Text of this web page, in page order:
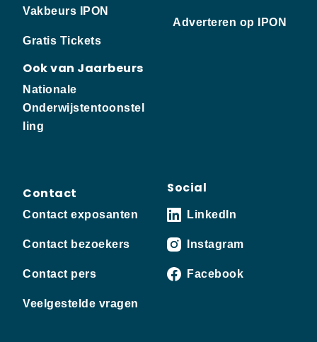
Vakbeurs IPON
Gratis Tickets
Ook van Jaarbeurs
Nationale
Onderwijstentoonstel
ling
Adverteren op IPON
Contact
Contact exposanten
Contact bezoekers
Contact pers
Veelgestelde vragen
Social
LinkedIn
Instagram
Facebook